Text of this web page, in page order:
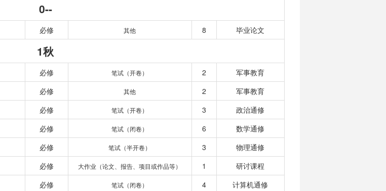
0--
必修 其他 8 毕业论文
1秋
必修 笔试（开卷） 2
军事教育
必修 其他 2
军事教育
必修 笔试（开卷） 3
政治通修
必修 笔试（闭卷） 6
数学通修
必修 笔试（半开卷） 3
物理通修
必修 大作业（论文、报告、项目或作品等） 1
研讨课程
必修 笔试（闭卷） 4 计算机通修